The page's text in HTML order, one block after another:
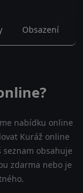
Obsazení
nabídku online
Kuráž online
obsahuje
zdarma nebo je